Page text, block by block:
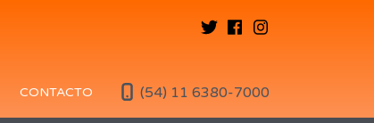
(54) 11 6380-7000
CONTACTO